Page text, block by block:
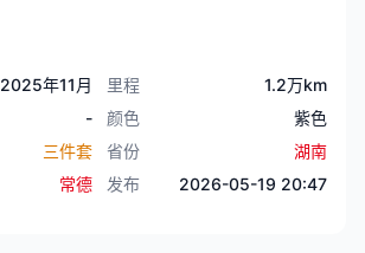
2025年11月 里程
1.2万km
- 颜色
紫色
三件套 省份
湖南
常德 发布 2026-05-19 20:47